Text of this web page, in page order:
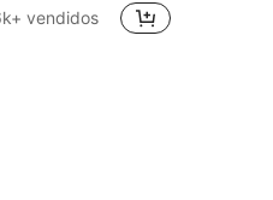
vendidos